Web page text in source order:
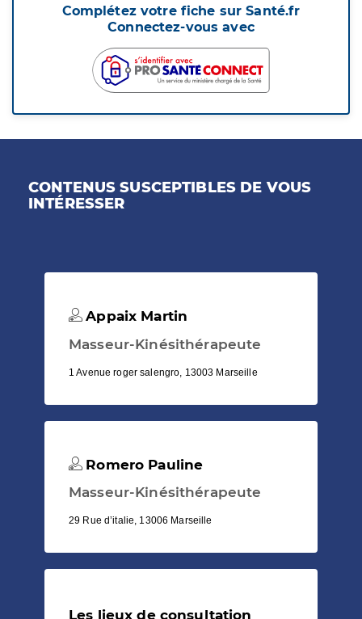
Complétez votre fiche sur Santé.fr
Connectez-vous avec
CONTENUS SUSCEPTIBLES DE VOUS
INTÉRESSER
Appaix Martin
Masseur-Kinésithérapeute
1 Avenue roger salengro, 13003 Marseille
Romero Pauline
Masseur-Kinésithérapeute
29 Rue d’italie, 13006 Marseille
Les lieux de consultation